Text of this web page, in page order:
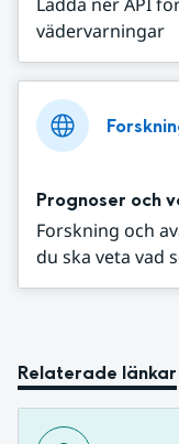
vädervarningar
Prognoser och
Forskning och
du ska veta vad
Relaterade länkar